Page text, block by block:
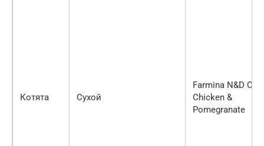
Котята Сухой
Farmina N&D Cat
Chicken &
Pomegranate